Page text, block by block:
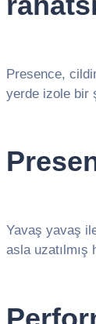
Presence,
yerde izole bir
Yavaş yavaş
asla